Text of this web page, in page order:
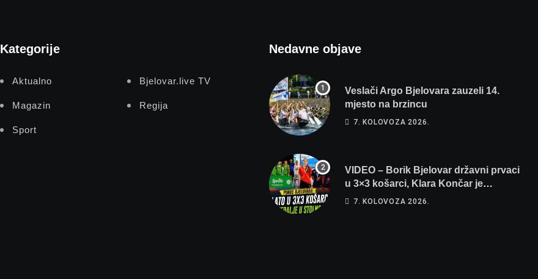
Kategorije
Aktualno Bjelovar.live TV
Magazin Regija
Sport
Nedavne objave
Veslači Argo Bjelovara zauzeli 14.
mjesto na brzincu
7. KOLOVOZA 2026.
VIDEO – Borik Bjelovar državni prvaci
u 3×3 košarci, Klara Končar je
prvakinja Hrvatske u stolnom tenisu!
7. KOLOVOZA 2026.